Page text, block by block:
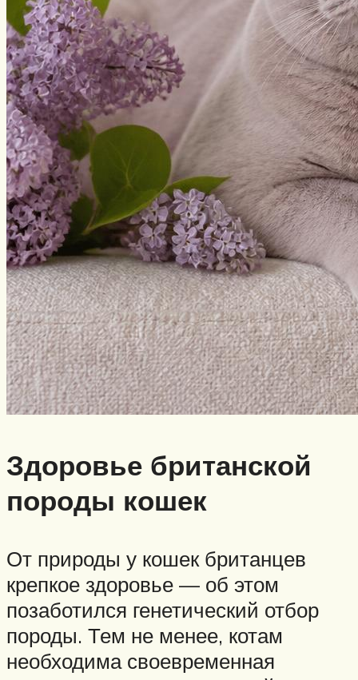
Здоровье британской
породы кошек
От природы у кошек британцев
крепкое здоровье — об этом
позаботился генетический отбор
породы. Тем не менее, котам
необходима своевременная